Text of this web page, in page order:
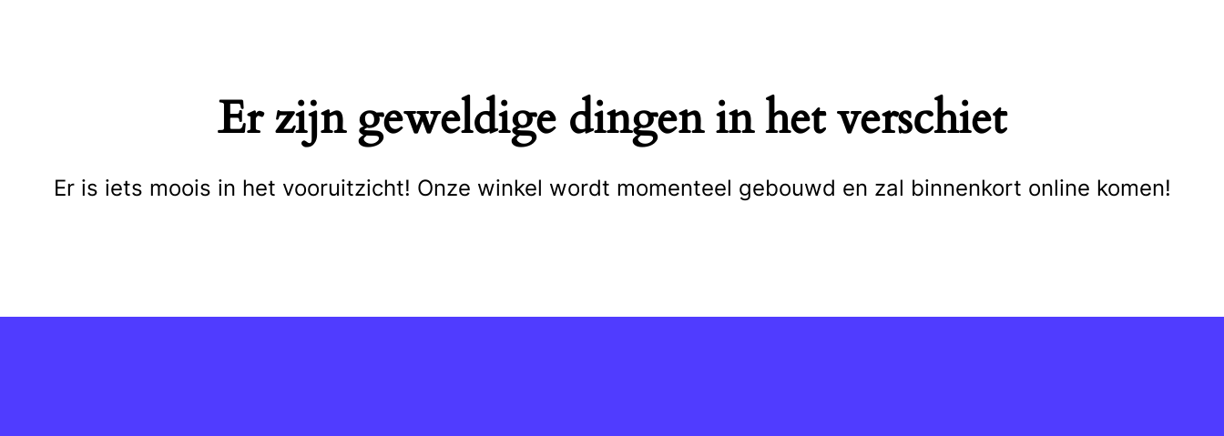
Er zijn geweldige dingen in het verschiet
Er is iets moois in het vooruitzicht! Onze winkel wordt momenteel gebouwd en zal binnenkort online komen!